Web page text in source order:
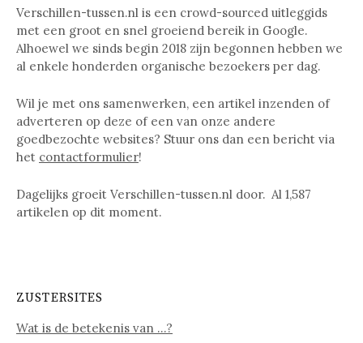
Verschillen-tussen.nl is een crowd-sourced uitleggids
met een groot en snel groeiend bereik in Google.
Alhoewel we sinds begin 2018 zijn begonnen hebben we
al enkele honderden organische bezoekers per dag.
Wil je met ons samenwerken, een artikel inzenden of
adverteren op deze of een van onze andere
goedbezochte websites? Stuur ons dan een bericht via
het contactformulier!
Dagelijks groeit Verschillen-tussen.nl door. Al 1,587
artikelen op dit moment.
ZUSTERSITES
Wat is de betekenis van …?